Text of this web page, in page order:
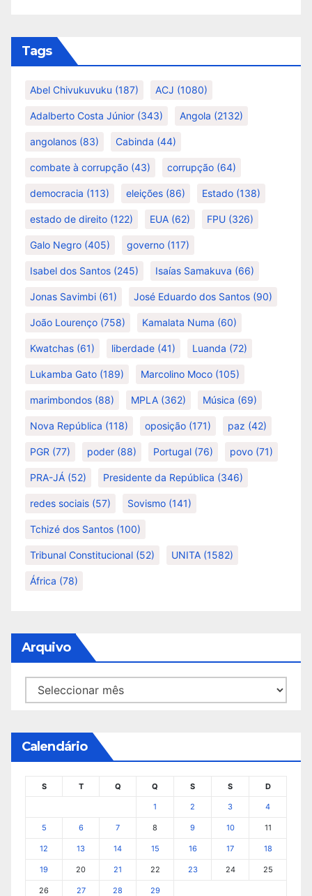
Tags
Abel Chivukuvuku (187) ACJ (1080)
Adalberto Costa Júnior (343) Angola (2132)
angolanos (83) Cabinda (44)
combate à corrupção (43) corrupção (64)
democracia (113) eleições (86) Estado (138)
estado de direito (122) EUA (62) FPU (326)
Galo Negro (405) governo (117)
Isabel dos Santos (245) Isaías Samakuva (66)
Jonas Savimbi (61) José Eduardo dos Santos (90)
João Lourenço (758) Kamalata Numa (60)
Kwatchas (61) liberdade (41) Luanda (72)
Lukamba Gato (189) Marcolino Moco (105)
marimbondos (88) MPLA (362) Música (69)
Nova República (118) oposição (171) paz (42)
PGR (77) poder (88) Portugal (76) povo (71)
PRA-JÁ (52) Presidente da República (346)
redes sociais (57) Sovismo (141)
Tchizé dos Santos (100)
Tribunal Constitucional (52) UNITA (1582)
África (78)
Arquivo
Arquivo
Calendário
S T Q Q S S D
1 2 3 4
5 6 7 8 9 10 11
12 13 14 15 16 17 18
19 20 21 22 23 24 25
26 27 28 29